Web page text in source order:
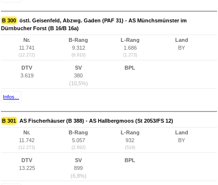
B 300 östl. Geisenfeld, Abzwg. Gaden (PAF 31) - AS Münchsmünster im
Dürnbucher Forst (B 16/B 16a)
Nr.
11.741
(12.272)
B-Rang
9.312
(6.910)
L-Rang
1.686
(1.273)
Land
BY
DTV
3.619
SV
380
(10,5%)
BPL
Infos...
B 301 AS Fischerhäuser (B 388) - AS Hallbergmoos (St 2053/FS 12)
Nr.
11.742
(12.273)
B-Rang
5.057
(2.692)
L-Rang
932
(519)
Land
BY
DTV
13.225
SV
899
(6,8%)
BPL